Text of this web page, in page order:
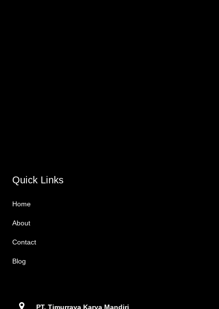
Quick Links
Home
About
Contact
Blog
PT. Timurraya Karya Mandiri